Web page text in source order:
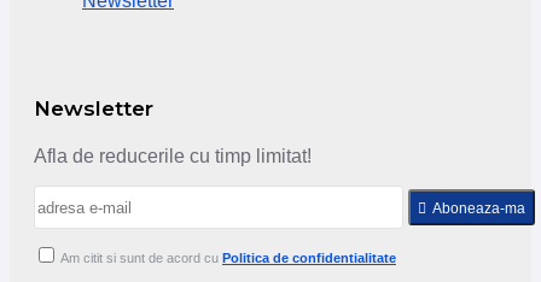
Newsletter
Afla de reducerile cu timp limitat!
Aboneaza-ma
Am citit si sunt de acord cu Politica de confidentialitate